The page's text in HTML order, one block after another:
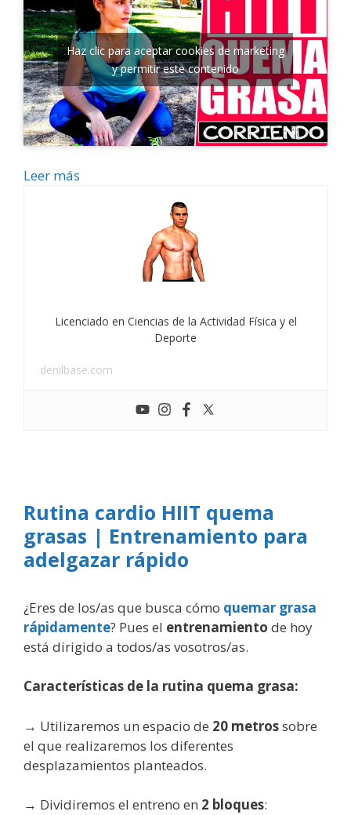
Haz clic para aceptar cookies de marketing
y permitir este contenido
Leer más
Licenciado en Ciencias de la Actividad Física y el
Deporte
denilbase.com
Rutina cardio HIIT quema
grasas | Entrenamiento para
adelgazar rápido
¿Eres de los/as que busca cómo quemar grasa
rápidamente? Pues el entrenamiento de hoy
está dirigido a todos/as vosotros/as.
Características de la rutina quema grasa:
→ Utilizaremos un espacio de 20 metrossobre
el que realizaremos los diferentes
desplazamientos planteados.
→ Dividiremos el entreno en 2 bloques: